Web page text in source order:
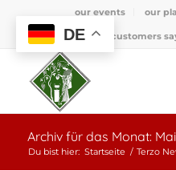
our events our
what customers
Archiv für das Monat:
Du bist hier: Startseite / Terzo
DE